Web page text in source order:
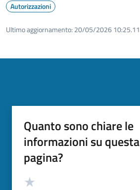
Autorizzazioni
Ultimo aggiornamento: 20/05/2026 10:25.11
Quanto sono chiare le
informazioni su questa
pagina?
Valutazione